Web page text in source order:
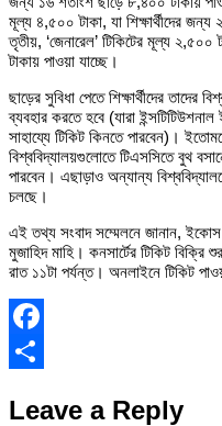
মূল্য ৪,৫০০ টাকা, যা শিক্ষার্থীদের
তৃতীয়, ‘জেনারেল’ টিকিটের মূল্য ২,৫০০
টাকায় পাওয়া যাচ্ছে।
ছাড়ের সুবিধা পেতে শিক্ষার্থীদের তাদের
ব্যবহার করতে হবে (যারা
সাহায্যে টিকিট কিনতে পারবেন)।
বিশ্ববিদ্যালয়গুলোতে টিএসসিতে বুথ
পারবেন। এছাড়াও অন্যান্য
চলছে।
এই তথ্য সংবাদ সম্মেলনে জানান,
মুজাহিদ মাহি। কনসার্টের টিকিট
রাত ১১টা পর্যন্ত। অনলাইনে টিকিট
Facebook
Leave a Reply